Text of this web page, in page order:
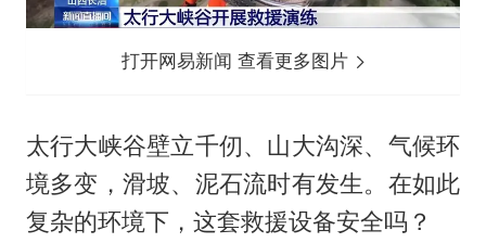
打开网易新闻 查看更多图片
太行大峡谷壁立千仞、山大沟深、气候环
境多变，滑坡、泥石流时有发生。在如此
复杂的环境下，这套救援设备安全吗？